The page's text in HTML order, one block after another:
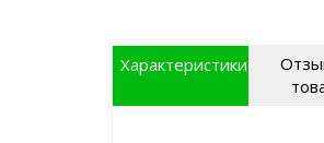
Характеристики